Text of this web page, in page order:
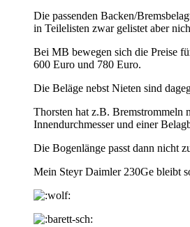
Die passenden Backen/
in Teilelisten zwar gelistet aber
Bei MB bewegen sich die Preise
600 Euro und 780 Euro.
Die Beläge nebst Nieten sind
Thorsten hat z.B. Bremstrommeln
Innendurchmesser und einer
Die Bogenlänge passt dann nicht
Mein Steyr Daimler 230Ge bleibt